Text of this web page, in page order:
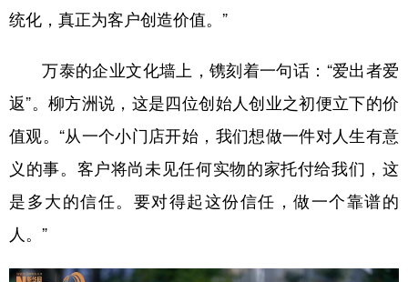
统化，真正为客户创造价值。”
万泰的企业文化墙上，镌刻着一句话：“爱出者爱
返”。柳方洲说，这是四位创始人创业之初便立下的价
值观。“从一个小门店开始，我们想做一件对人生有意
义的事。客户将尚未见任何实物的家托付给我们，这
是多大的信任。要对得起这份信任，做一个靠谱的
人。”